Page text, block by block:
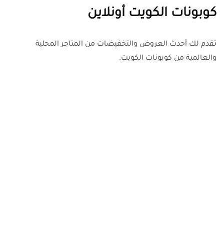
كوبونات الكويت أونلاين
تقدم لك أحدث العروض والتخفيضات من المتاجر المحلية
والعالمية من كوبونات الكويت.